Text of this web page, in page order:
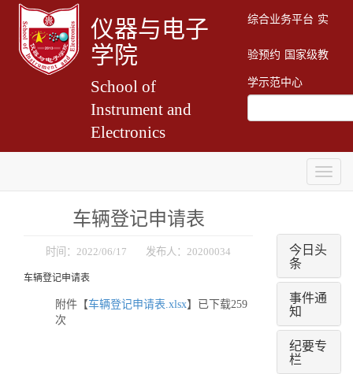
仪器与电子
学院
School of
Instrument and
Electronics
综合业务平台 实
验预约 国家级教
学示范中心
车辆登记申请表
时间：2022/06/17 发布人：20200034
车辆登记申请表
附件【车辆登记申请表.xlsx】已下载259
次
今日头
条
事件通
知
纪要专
栏